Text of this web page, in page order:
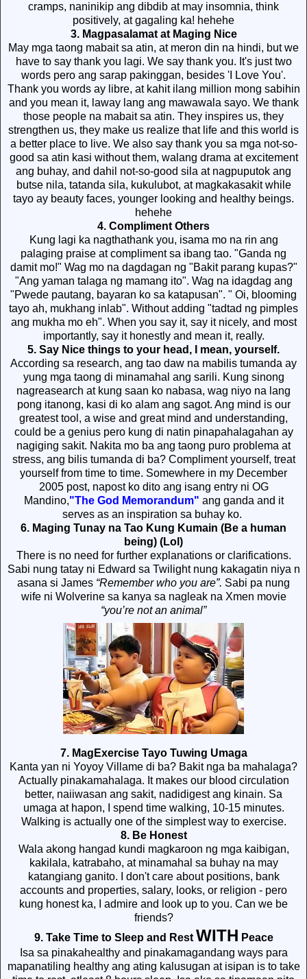
cramps, naninikip ang dibdib at may insomnia, think
positively, at gagaling ka! hehehe
3. Magpasalamat at Maging Nice
May mga taong mabait sa atin, at meron din na hindi, but we
have to say thank you lagi. We say thank you. It's just two
words pero ang sarap pakinggan, besides 'I Love You'.
Thank you words ay libre, at kahit ilang million mong sabihin
and you mean it, laway lang ang mawawala sayo. We thank
those people na mabait sa atin. They inspires us, they
strengthen us, they make us realize that life and this world is
a better place to live. We also say thank you sa mga not-so-
good sa atin kasi without them, walang drama at excitement
ang buhay, and dahil not-so-good sila at nagpuputok ang
butse nila, tatanda sila, kukulubot, at magkakasakit while
tayo ay beauty faces, younger looking and healthy beings.
hehehe
4. Compliment Others
Kung lagi ka nagthathank you, isama mo na rin ang
palaging praise at compliment sa ibang tao. "Ganda ng
damit mo!" Wag mo na dagdagan ng "Bakit parang kupas?"
"Ang yaman talaga ng mamang ito". Wag na idagdag ang
"Pwede pautang, bayaran ko sa katapusan". " Oi, blooming
tayo ah, mukhang inlab". Without adding "tadtad ng pimples
ang mukha mo eh". When you say it, say it nicely, and most
importantly, say it honestly and mean it, really.
5. Say Nice things to your head, I mean, yourself.
According sa research, ang tao daw na mabilis tumanda ay
yung mga taong di minamahal ang sarili. Kung sinong
nagreasearch at kung saan ko nabasa, wag niyo na lang
pong itanong, kasi di ko alam ang sagot. Ang mind is our
greatest tool, a wise and great mind and understanding,
could be a genius pero kung di natin pinapahalagahan ay
nagiging sakit. Nakita mo ba ang taong puro problema at
stress, ang bilis tumanda di ba? Compliment yourself, treat
yourself from time to time. Somewhere in my December
2005 post, napost ko dito ang isang entry ni OG
Mandino,"The God Memorandum" ang ganda and it
serves as an inspiration sa buhay ko.
6. Maging Tunay na Tao Kung Kumain (Be a human
being) (Lol)
There is no need for further explanations or clarifications.
Sabi nung tatay ni Edward sa Twilight nung kakagatin niya n
asana si James “Remember who you are”. Sabi pa nung
wife ni Wolverine sa kanya sa nagleak na Xmen movie
“you’re not an animal”
7. MagExercise Tayo Tuwing Umaga
Kanta yan ni Yoyoy Villame di ba? Bakit nga ba mahalaga?
Actually pinakamahalaga. It makes our blood circulation
better, naiiwasan ang sakit, nadidigest ang kinain. Sa
umaga at hapon, I spend time walking, 10-15 minutes.
Walking is actually one of the simplest way to exercise.
8. Be Honest
Wala akong hangad kundi magkaroon ng mga kaibigan,
kakilala, katrabaho, at minamahal sa buhay na may
katangiang ganito. I don't care about positions, bank
accounts and properties, salary, looks, or religion - pero
kung honest ka, I admire and look up to you. Can we be
friends?
9. Take Time to Sleep and Rest WITH Peace
Isa sa pinakahealthy and pinakamagandang ways para
mapanatiling healthy ang ating kalusugan at isipan is to take